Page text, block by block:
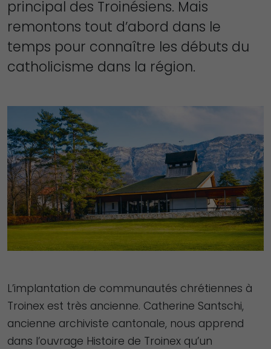
principal des Troinésiens. Mais
remontons tout d’abord dans le
temps pour connaître les débuts du
catholicisme dans la région.
L’implantation de communautés chrétiennes à
Troinex est très ancienne. Catherine Santschi,
ancienne archiviste cantonale, nous apprend
dans l’ouvrage Histoire de Troinex qu’un